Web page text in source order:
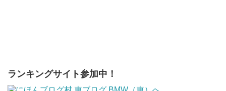
ランキングサイト参加中！